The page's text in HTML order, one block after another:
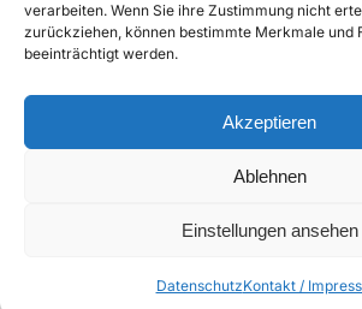
verarbeiten. Wenn Sie ihre Zustimmung nicht
zurückziehen, können bestimmte Merkmale und
beeinträchtigt werden.
Akzeptieren
Ablehnen
Einstellungen ansehen
DatenschutzKontakt /
€175,00/ cm)
zzgl.Versand
Lieferzeit: Sofort lieferbar
Add to Compare